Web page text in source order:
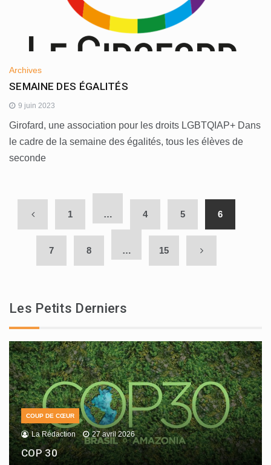
Archives
SEMAINE DES ÉGALITÉS
9 juin 2023
Girofard, une association pour les droits LGBTQIAP+ Dans
le cadre de la semaine des égalités, tous les élèves de
seconde
1 … 4 5 6
7 8 … 15
Les Petits Derniers
COUP DE CŒUR
La Rédaction 27 avril 2026
COP 30